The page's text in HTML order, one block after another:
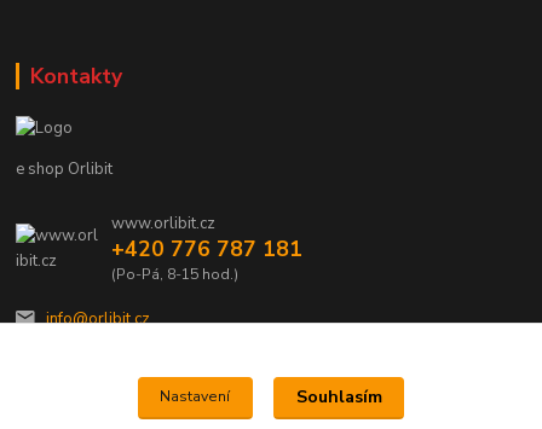
Kontakty
e shop Orlibit
www.orlibit.cz
+420 776 787 181
(Po-Pá, 8-15 hod.)
info@orlibit.cz
Nastavení Souhlasím